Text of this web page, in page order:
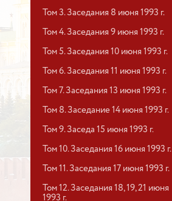
Том 3. Заседания 8 июня 1993 г.
Том 4. Заседания 9 июня 1993 г.
Том 5. Заседания 10 июня 1993 г.
Том 6. Заседания 11 июня 1993 г.
Том 7. Заседания 13 июня 1993 г.
Том 8. Заседание 14 июня 1993 г.
Том 9. Заседа 15 июня 1993 г.
Том 10. Заседания 16 июня 1993 г.
Том 11. Заседания 17 июня 1993 г.
Том 12. Заседания 18, 19, 21 июня
1993 г.